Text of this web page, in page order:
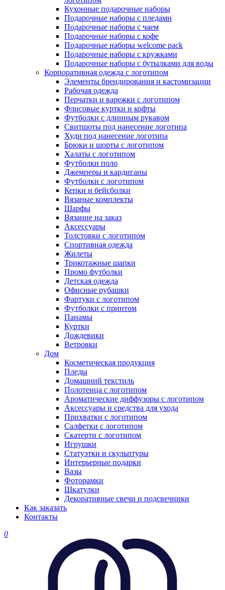
Кухонные подарочные наборы
Подарочные наборы с пледами
Подарочные наборы с чаем
Подарочные наборы с кофе
Подарочные наборы welcome pack
Подарочные наборы с кружками
Подарочные наборы с бутылками для воды
Корпоративная одежда с логотипом
Элементы брендирования и кастомизации
Рабочая одежда
Перчатки и варежки с логотипом
Флисовые куртки и кофты
Футболки с длинным рукавом
Свитшоты под нанесение логотипа
Худи под нанесение логотипа
Брюки и шорты с логотипом
Халаты с логотипом
Футболки поло
Джемперы и кардиганы
Футболки с логотипом
Кепки и бейсболки
Вязаные комплекты
Шарфы
Вязание на заказ
Аксессуары
Толстовки с логотипом
Спортивная одежда
Жилеты
Трикотажные шапки
Промо футболки
Детская одежда
Офисные рубашки
Фартуки с логотипом
Футболки с принтом
Панамы
Куртки
Дождевики
Ветровки
Дом
Косметическая продукция
Пледы
Домашний текстиль
Полотенца с логотипом
Ароматические диффузоры с логотипом
Аксессуары и средства для ухода
Прихватки с логотипом
Салфетки с логотипом
Скатерти с логотипом
Игрушки
Статуэтки и скульптуры
Интерьерные подарки
Вазы
Фоторамки
Шкатулки
Декоративные свечи и подсвечники
Как заказать
Контакты
0